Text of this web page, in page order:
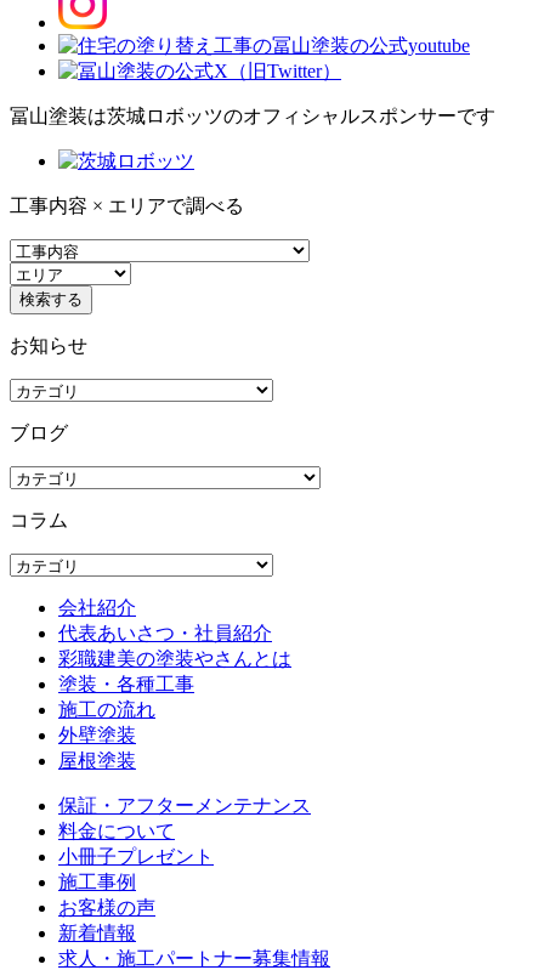
冨山塗装は茨城ロボッツのオフィシャルスポンサーです
工事内容 × エリアで調べる
お知らせ
ブログ
コラム
会社紹介
代表あいさつ・社員紹介
彩職建美の塗装やさんとは
塗装・各種工事
施工の流れ
外壁塗装
屋根塗装
保証・アフターメンテナンス
料金について
小冊子プレゼント
施工事例
お客様の声
新着情報
求人・施工パートナー募集情報